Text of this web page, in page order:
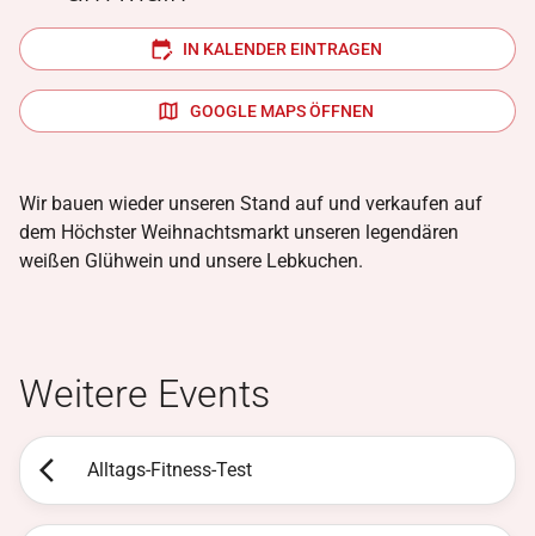
IN KALENDER EINTRAGEN
GOOGLE MAPS ÖFFNEN
Wir bauen wieder unseren Stand auf und verkaufen auf
dem Höchster Weihnachtsmarkt unseren legendären
weißen Glühwein und unsere Lebkuchen.
Weitere Events
Alltags-Fitness-Test